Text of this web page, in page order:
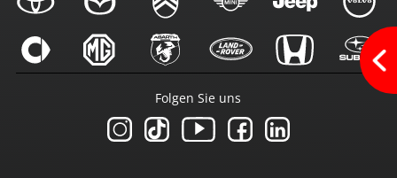
Android-Auto
Apple CarPlay
Bluetoothfunktion
Navi mit Touchscreen
Radio mit Farbdisplay
Folgen Sie uns